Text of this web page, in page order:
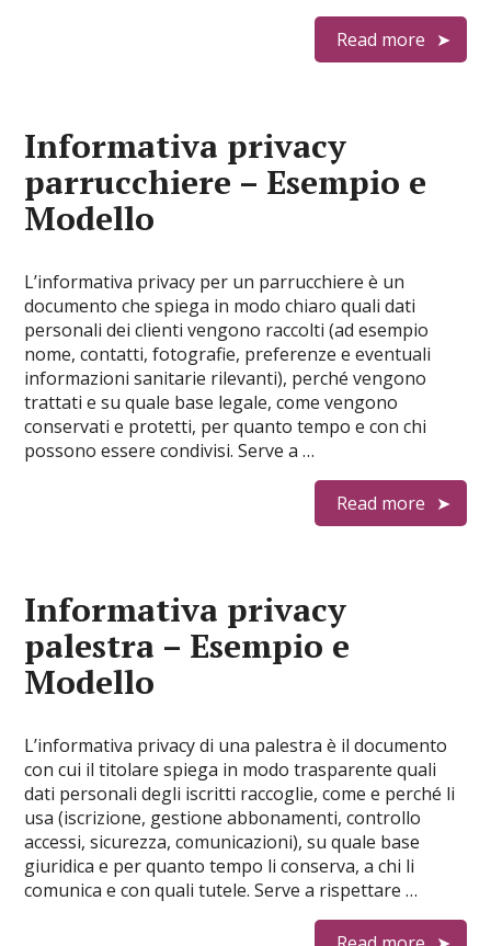
Read more
Informativa privacy
parrucchiere​ – Esempio e
Modello
L’informativa privacy per un parrucchiere è un
documento che spiega in modo chiaro quali dati
personali dei clienti vengono raccolti (ad esempio
nome, contatti, fotografie, preferenze e eventuali
informazioni sanitarie rilevanti), perché vengono
trattati e su quale base legale, come vengono
conservati e protetti, per quanto tempo e con chi
possono essere condivisi. Serve a …
Read more
Informativa privacy
palestra – Esempio e
Modello
L’informativa privacy di una palestra è il documento
con cui il titolare spiega in modo trasparente quali
dati personali degli iscritti raccoglie, come e perché li
usa (iscrizione, gestione abbonamenti, controllo
accessi, sicurezza, comunicazioni), su quale base
giuridica e per quanto tempo li conserva, a chi li
comunica e con quali tutele. Serve a rispettare …